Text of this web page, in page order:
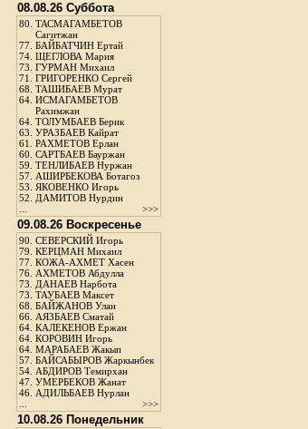
08.08.26 Суббота
80. ТАСМАГАМБЕТОВ
Сагитжан
77. БАЙБАТЧИН Ертай
74. ЩЕГЛОВА Мария
73. ГУРМАН Михаил
71. ГРИГОРЕНКО Сергей
68. ТАШИБАЕВ Мурат
64. ИСМАГАМБЕТОВ
Рахимжан
64. ТОЛУМБАЕВ Берик
63. УРАЗБАЕВ Кайрат
61. РАХМЕТОВ Ерлан
60. САРТБАЕВ Бауржан
59. ТЕНЛИБАЕВ Нуржан
57. АШИРБЕКОВА Ботагоз
53. ЯКОВЕНКО Игорь
52. ДАМИТОВ Нурдин
>>>
09.08.26 Воскресенье
90. СЕВЕРСКИЙ Игорь
79. КЕРЦМАН Михаил
77. КОЖА-АХМЕТ Хасен
76. АХМЕТОВ Абдулла
73. ДАНАЕВ Нарбота
73. ТАУБАЕВ Максет
68. БАЙЖАНОВ Улан
66. АЯЗБАЕВ Сматай
64. КАЛЕКЕНОВ Ержан
64. КОРОВИН Игорь
64. МАРАБАЕВ Жакып
57. БАЙСАБЫРОВ Жаркынбек
54. АБДИРОВ Темирхан
47. УМЕРБЕКОВ Жанат
46. АДИЛЬБАЕВ Нурлан
>>>
10.08.26 Понедельник